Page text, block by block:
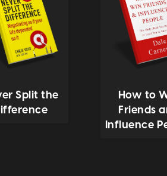
Split the
How to
Friends
Influence